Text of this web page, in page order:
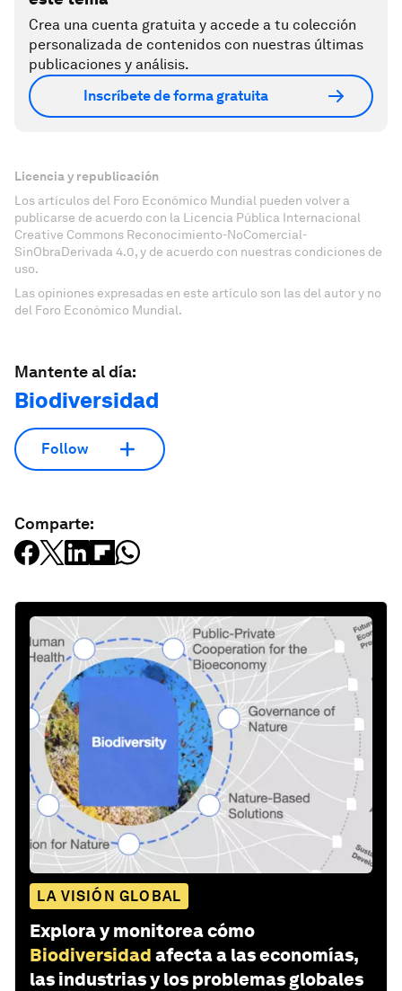
Crea una cuenta gratuita y accede a tu colección
personalizada de contenidos con nuestras últimas
publicaciones y análisis.
Inscríbete de forma gratuita
Licencia y republicación
Los artículos del Foro Económico Mundial pueden volver a
publicarse de acuerdo con la Licencia Pública Internacional
Creative Commons Reconocimiento-NoComercial-
SinObraDerivada 4.0, y de acuerdo con nuestras condiciones de
uso.
Las opiniones expresadas en este artículo son las del autor y no
del Foro Económico Mundial.
Mantente al día:
Biodiversidad
Follow
Comparte:
LA VISIÓN GLOBAL
Explora y monitorea cómo
Biodiversidad afecta a las economías,
las industrias y los problemas globales